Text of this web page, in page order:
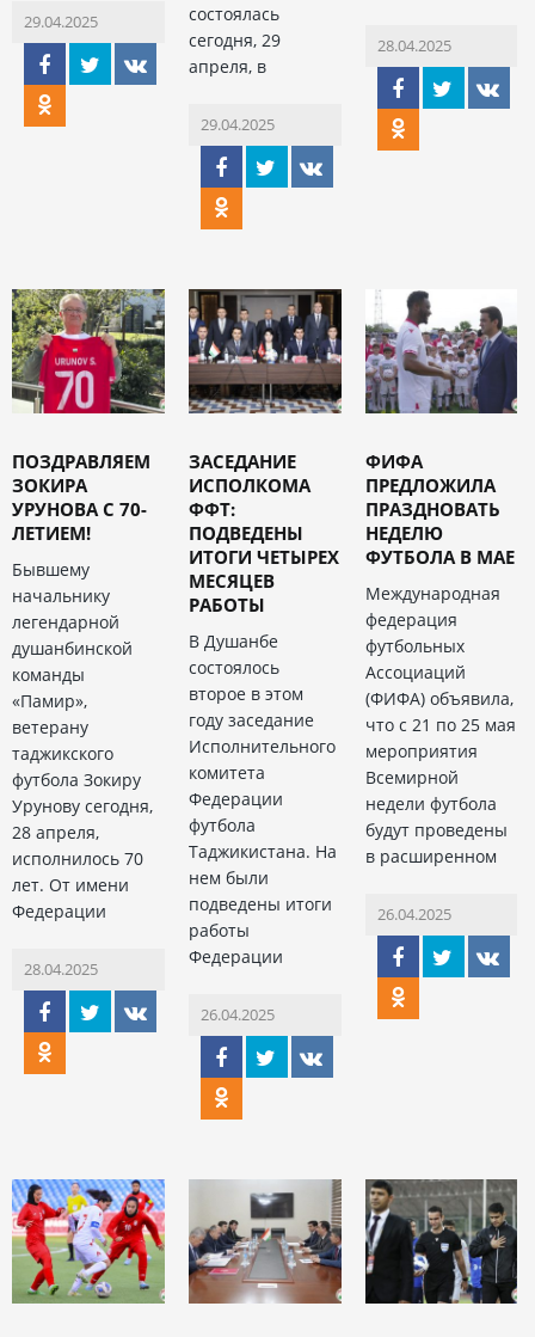
29.04.2025
состоялась
сегодня, 29
апреля, в
29.04.2025
28.04.2025
ПОЗДРАВЛЯЕМ
ЗОКИРА
УРУНОВА С 70-
ЛЕТИЕМ!
Бывшему
начальнику
легендарной
душанбинской
команды
«Памир»,
ветерану
таджикского
футбола Зокиру
Урунову сегодня,
28 апреля,
исполнилось 70
лет. От имени
Федерации
28.04.2025
ЗАСЕДАНИЕ
ИСПОЛКОМА
ФФТ:
ПОДВЕДЕНЫ
ИТОГИ ЧЕТЫРЕХ
МЕСЯЦЕВ
РАБОТЫ
В Душанбе
состоялось
второе в этом
году заседание
Исполнительного
комитета
Федерации
футбола
Таджикистана. На
нем были
подведены итоги
работы
Федерации
26.04.2025
ФИФА
ПРЕДЛОЖИЛА
ПРАЗДНОВАТЬ
НЕДЕЛЮ
ФУТБОЛА В МАЕ
Международная
федерация
футбольных
Ассоциаций
(ФИФА) объявила,
что с 21 по 25 мая
мероприятия
Всемирной
недели футбола
будут проведены
в расширенном
26.04.2025